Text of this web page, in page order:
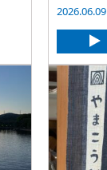
2026.06.09